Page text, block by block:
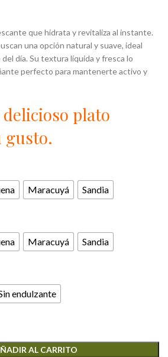
que hidrata y revitaliza al instante.
una opción natural y suave, ideal
día. Su textura líquida y fresca lo
perfecto para mantenerte activo y
plato
gusto.
Maracuyá Sandia
Maracuyá Sandia
endulzante
AL CARRITO